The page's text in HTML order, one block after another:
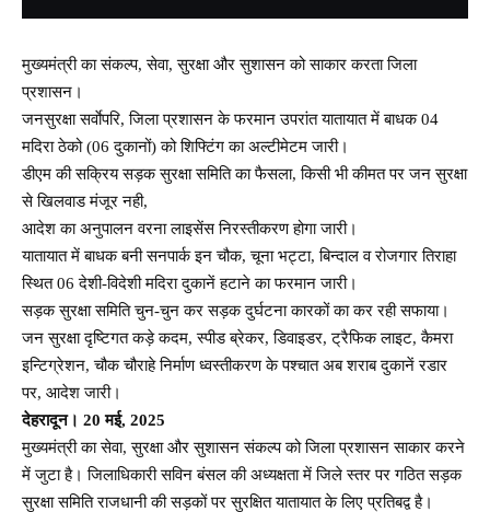
मुख्यमंत्री का संकल्प, सेवा, सुरक्षा और सुशासन को साकार करता जिला
प्रशासन।
जनसुरक्षा सर्वाेपरि, जिला प्रशासन के फरमान उपरांत यातायात में बाधक 04
मदिरा ठेको (06 दुकानों) को शिफ्टिंग का अल्टीमेटम जारी।
डीएम की सक्रिय सड़क सुरक्षा समिति का फैसला, किसी भी कीमत पर जन सुरक्षा
से खिलवाड मंजूर नही,
आदेश का अनुपालन वरना लाइसेंस निरस्तीकरण होगा जारी।
यातायात में बाधक बनी सनपार्क इन चौक, चूना भट्टा, बिन्दाल व रोजगार तिराहा
स्थित 06 देशी-विदेशी मदिरा दुकानें हटाने का फरमान जारी।
सड़क सुरक्षा समिति चुन-चुन कर सड़क दुर्घटना कारकों का कर रही सफाया।
जन सुरक्षा दृष्टिगत कड़े कदम, स्पीड ब्रेकर, डिवाइडर, ट्रैफिक लाइट, कैमरा
इन्टिग्रेशन, चौक चौराहे निर्माण ध्वस्तीकरण के पश्चात अब शराब दुकानें रडार
पर, आदेश जारी।
देहरादून। 20 मई, 2025
मुख्यमंत्री का सेवा, सुरक्षा और सुशासन संकल्प को जिला प्रशासन साकार करने
में जुटा है। जिलाधिकारी सविन बंसल की अध्यक्षता में जिले स्तर पर गठित सड़क
सुरक्षा समिति राजधानी की सड़कों पर सुरक्षित यातायात के लिए प्रतिबद्व है।